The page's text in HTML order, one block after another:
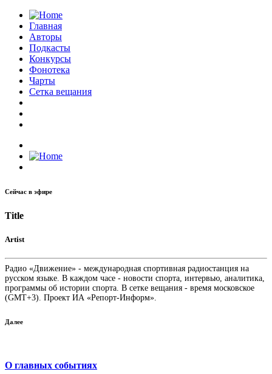
Главная
Авторы
Подкасты
Конкурсы
Фонотека
Чарты
Сетка вещания
Сейчас в эфире
Title
Artist
Радио «Движение» - международная спортивная радиостанция на
русском языке. В каждом часе - новости спорта, интервью, аналитика,
программы об истории спорта. В сетке вещания - время московское
(GMT+3). Проект ИА «Репорт-Информ».
Далее
О главных событиях